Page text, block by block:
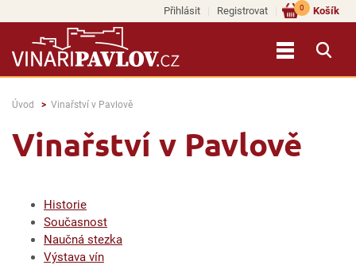
Přihlásit Registrovat Košík
0
Úvod Vinařství v Pavlově
Vinařství v Pavlově
Historie
Současnost
Naučná stezka
Výstava vín